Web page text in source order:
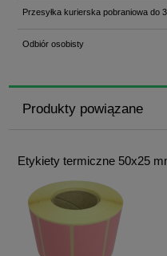
Przesyłka kurierska pobraniowa do
Odbiór osobisty
Produkty powiązane
Etykiety termiczne 50x25